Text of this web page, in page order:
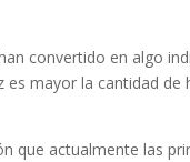
convertido en algo
mayor la cantidad
que actualmente las